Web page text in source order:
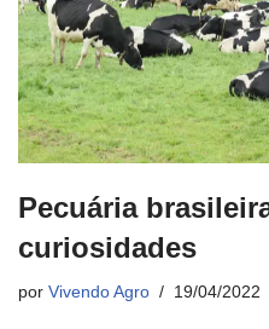
Pecuária
curiosidades
por Vivendo Agro 19/04/2022